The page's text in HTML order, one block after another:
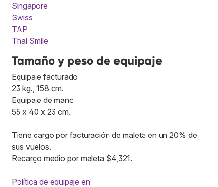
Singapore
Swiss
TAP
Thai Smile
Tamaño y peso de equipaje
Equipaje facturado
23 kg., 158 cm.
Equipaje de mano
55 x 40 x 23 cm.
Tiene cargo por facturación de maleta en un 20% de
sus vuelos.
Recargo medio por maleta $4,321.
Política de equipaje en